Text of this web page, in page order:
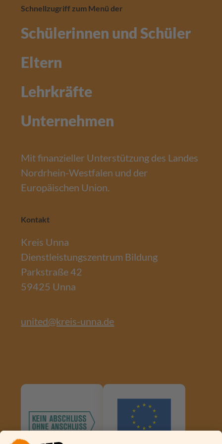
Schnellzugriff zum Menü der
Schülerinnen und Schüler
Eltern
Lehrkräfte
Unternehmen
Mit finanzieller Unterstützung des Landes
Nordrhein-Westfalen und der
Europäischen Union.
Kontakt
Kreis Unna
Dienstleistungszentrum Bildung
Parkstraße 42
59425 Unna
united@kreis-unna.de